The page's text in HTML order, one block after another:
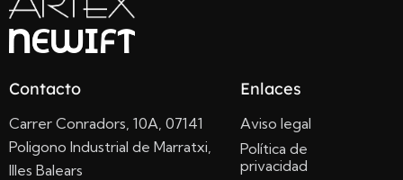
Contacto
Carrer Conradors, 10A, 07141
Poligono Industrial de Marratxi,
Illes Balears
Enlaces
Aviso legal
Política de
privacidad